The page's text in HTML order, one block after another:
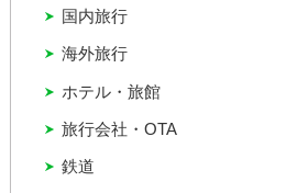
ホテル・旅館
国内旅行
旅行会社・OTA
海外旅行
鉄道